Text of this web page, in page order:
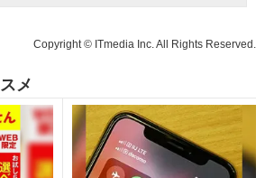
Copyright © ITmedia Inc. All Rights Reserved.
メ